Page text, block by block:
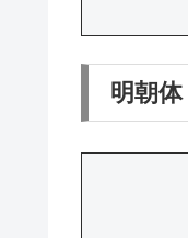
明朝体